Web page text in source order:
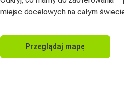
miejsc docelowych na całym
Przeglądaj mapę